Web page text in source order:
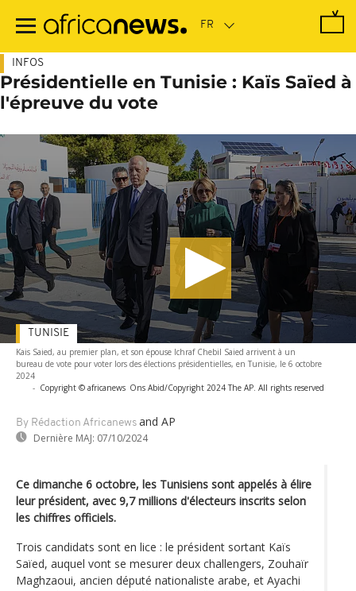
contenu
INFOS
Présidentielle en Tunisie : Kaïs Saïed à
l'épreuve du vote
Kais Saied, au premier plan, et son épouse Ichraf Chebil Saied arrivent à un
bureau de vote pour voter lors des élections présidentielles, en Tunisie, le 6 octobre
2024
- Copyright © africanews Ons Abid/Copyright 2024 The AP. All rights reserved
By Rédaction Africanews and AP
Dernière MAJ: 07/10/2024
TUNISIE
Ce dimanche 6 octobre, les Tunisiens sont appelés à élire
leur président, avec 9,7 millions d'électeurs inscrits selon
les chiffres officiels.
Trois candidats sont en lice : le président sortant Kaïs
Saïed, auquel vont se mesurer deux challengers, Zouhaïr
Maghzaoui, ancien député nationaliste arabe, et Ayachi